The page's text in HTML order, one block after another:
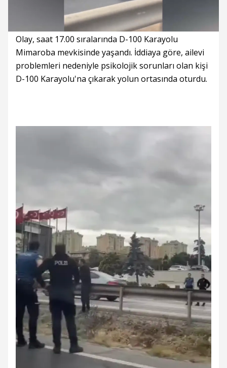
/
Toplam
Süre Yüklendi
0%
Yükleniyor
0%
Olay, saat 17.00 sıralarında D-100 Karayolu
Mimaroba mevkisinde yaşandı. İddiaya göre, ailevi
problemleri nedeniyle psikolojik sorunları olan kişi
D-100 Karayolu'na çıkarak yolun ortasında oturdu.